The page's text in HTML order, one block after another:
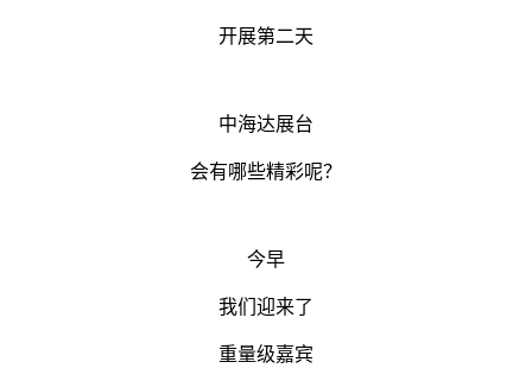
开展第二天
中海达展台
会有哪些精彩呢？
今早
我们迎来了
重量级嘉宾